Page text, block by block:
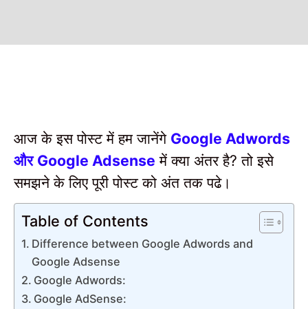
आज के इस पोस्ट में हम जानेंगे Google Adwords
औरGoogle Adsense में क्या अंतर है?तो इसे
समझने के लिए पूरी पोस्ट को अंत तक पढे।
Table of Contents
Difference between Google Adwords and
Google Adsense
Google Adwords:
Google AdSense: